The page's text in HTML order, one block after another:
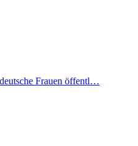
Frauen öffentl…